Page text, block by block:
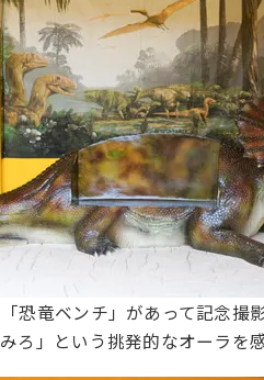
恐竜ベンチ」があって記念撮
ろ」という挑発的なオーラを